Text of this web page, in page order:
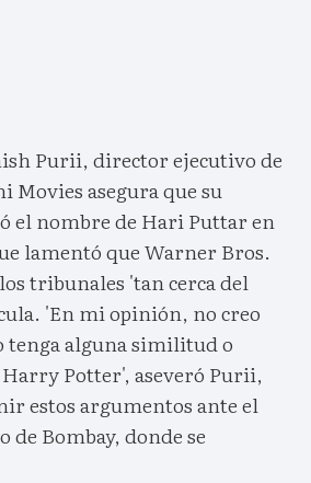
Purii, director ejecutivo de
Movies asegura que su
el nombre de Hari Puttar en
lamentó que Warner Bros.
tribunales 'tan cerca del
'En mi opinión, no creo
alguna similitud o
Potter', aseveró Purii,
estos argumentos ante el
Bombay, donde se